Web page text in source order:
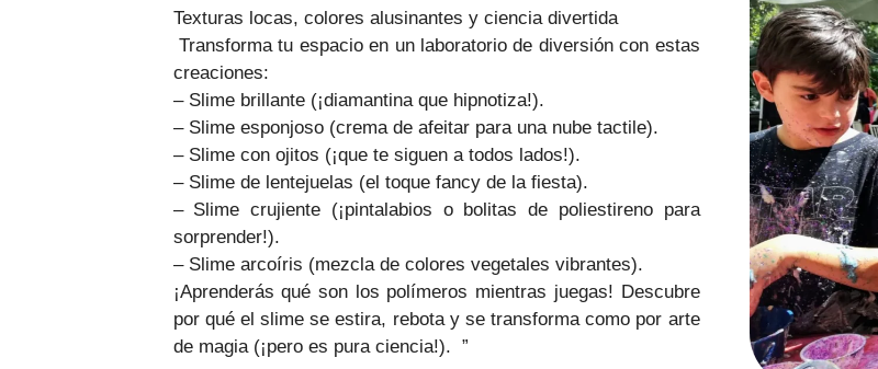
Texturas locas, colores alusinantes y ciencia divertida
Transforma tu espacio en un laboratorio de diversión con estas
creaciones:
– Slime brillante (¡diamantina que hipnotiza!).
– Slime esponjoso (crema de afeitar para una nube tactile).
– Slime con ojitos (¡que te siguen a todos lados!).
– Slime de lentejuelas (el toque fancy de la fiesta).
– Slime crujiente (¡pintalabios o bolitas de poliestireno para
sorprender!).
– Slime arcoíris (mezcla de colores vegetales vibrantes).
¡Aprenderás qué son los polímeros mientras juegas! Descubre
por qué el slime se estira, rebota y se transforma como por arte
de magia (¡pero es pura ciencia!). ”